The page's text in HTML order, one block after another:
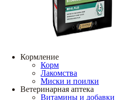
Кормление
Корм
Лакомства
Миски и поилки
Ветеринарная аптека
Витамины и добавки